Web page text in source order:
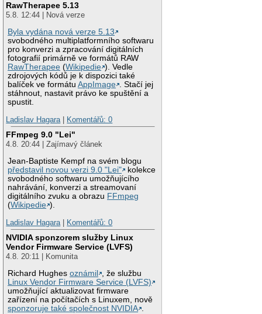
RawTherapee 5.13
5.8. 12:44 | Nová verze
Byla vydána nová verze 5.13
svobodného multiplatformního softwaru
pro konverzi a zpracování digitálních
fotografií primárně ve formátů RAW
RawTherapee (Wikipedie ). Vedle
zdrojových kódů je k dispozici také
balíček ve formátuAppImage . Stačí jej
stáhnout, nastavit právo ke spuštění a
spustit.
Ladislav Hagara
Komentářů: 0
FFmpeg 9.0 "Lei"
4.8. 20:44 | Zajímavý článek
Jean-Baptiste Kempf na svém blogu
představil novou verzi 9.0 "Lei"
kolekce
svobodného softwaru umožňujícího
nahrávání, konverzi a streamovaní
digitálního zvuku a obrazu FFmpeg
(Wikipedie ).
Ladislav Hagara
Komentářů: 0
NVIDIA sponzorem služby Linux
Vendor Firmware Service (LVFS)
4.8. 20:11 | Komunita
Richard Hughesoznámil
, že službu
Linux Vendor Firmware Service (LVFS)
umožňující aktualizovat firmware
zařízení na počítačích s Linuxem, nově
sponzoruje také společnost NVIDIA .